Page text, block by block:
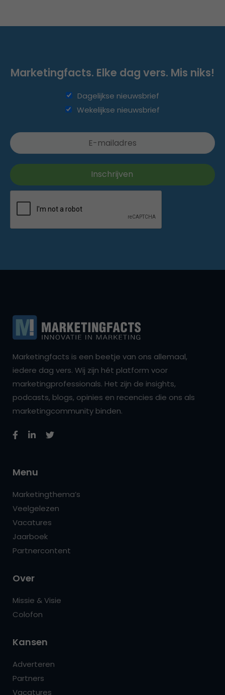
Marketingfacts. Elke dag vers. Mis niks!
Dagelijkse nieuwsbrief
Wekelijkse nieuwsbrief
Marketingfacts is een beetje van ons allemaal,
iedere dag vers. Wij zijn hét platform voor
marketingprofessionals. Het zijn de insights,
podcasts, blogs, opinies en recencies die ons als
marketingcommunity binden.
Menu
Marketingthema’s
Veelgelezen
Vacatures
Jaarboek
Partnercontent
Over
Missie & Visie
Colofon
Kansen
Adverteren
Partners
Vacatures